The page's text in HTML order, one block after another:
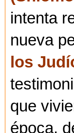
intenta
nueva
los
que
época,